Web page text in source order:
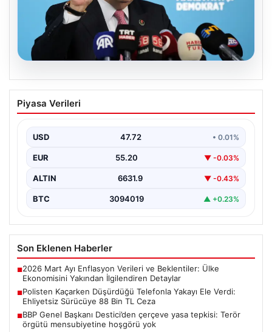
08.08.2026
BBP Genel Başkanı Destici’den çerçeve
yasa tepkisi: Terör örgütü
Büyük Birlik Partisi Genel Başkanı Mustafa Destici,
toplantısında Meclis…
Piyasa Verileri
USD 47.72 • 0.01%
EUR 55.20 ▼ -0.03%
ALTIN 6631.9 ▼ -0.43%
BTC 3094019 ▲ +0.23%
Son Eklenen Haberler
■2026 Mart Ayı Enflasyon Verileri ve Beklentiler: Ülke
Ekonomisini Yakından İlgilendiren Detaylar
■Polisten Kaçarken Düşürdüğü Telefonla Yakayı Ele Verdi:
Ehliyetsiz Sürücüye 88 Bin TL Ceza
■BBP Genel Başkanı Destici’den çerçeve yasa tepkisi: Terör
örgütü mensubiyetine hoşgörü yok